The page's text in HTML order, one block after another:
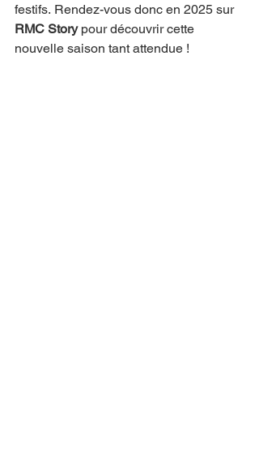
festifs. Rendez-vous donc en 2025 sur
RMC Story pour découvrir cette
nouvelle saison tant attendue !